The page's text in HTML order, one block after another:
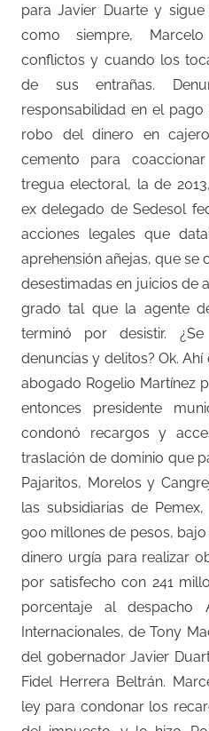
para Javier Duarte y sigue
como siempre,
conflictos y cuando los
de sus entrañas.
responsabilidad en el
robo del dinero en
cemento para
tregua electoral, la de
ex delegado de Sedesol
acciones legales que
aprehensión añejas, que se
desestimadas en juicios de
grado tal que la agente
terminó por desistir.
denuncias y delitos? Ok.
abogado Rogelio Martínez
entonces presidente
condonó recargos y
traslación de dominio que
Pajaritos, Morelos y
las subsidiarias de
900 millones de pesos,
dinero urgía para realizar
por satisfecho con 241
porcentaje al despacho
Internacionales, de Tony
del gobernador Javier
Fidel Herrera Beltrán.
ley para condonar los